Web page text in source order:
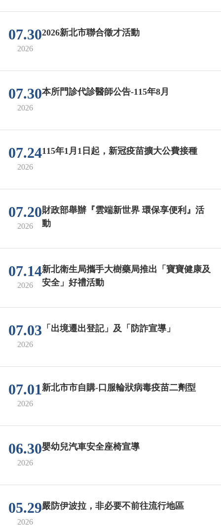
07.30
2026
2026新北市聯合徵才活動
07.30
2026
本所門診代診醫師公告-115年8月
07.24
2026
115年1月1日起，新冠疫苗擴大公費接種
07.20
2026
財政部舉辦『雲端新世界 環保享便利』活
動
07.14
2026
新北衛生局攜手大樹藥局推出「寶寶健康及
安全」好禮活動
07.03
2026
「出境遷出登記」及「防詐宣導」
07.01
2026
新北市市自購-口服輪狀病毒疫苗二劑型
06.30
2026
嬰幼兒汽車安全座椅宣導
05.29
2026
嚴防伊波拉，非必要不前往流行地區